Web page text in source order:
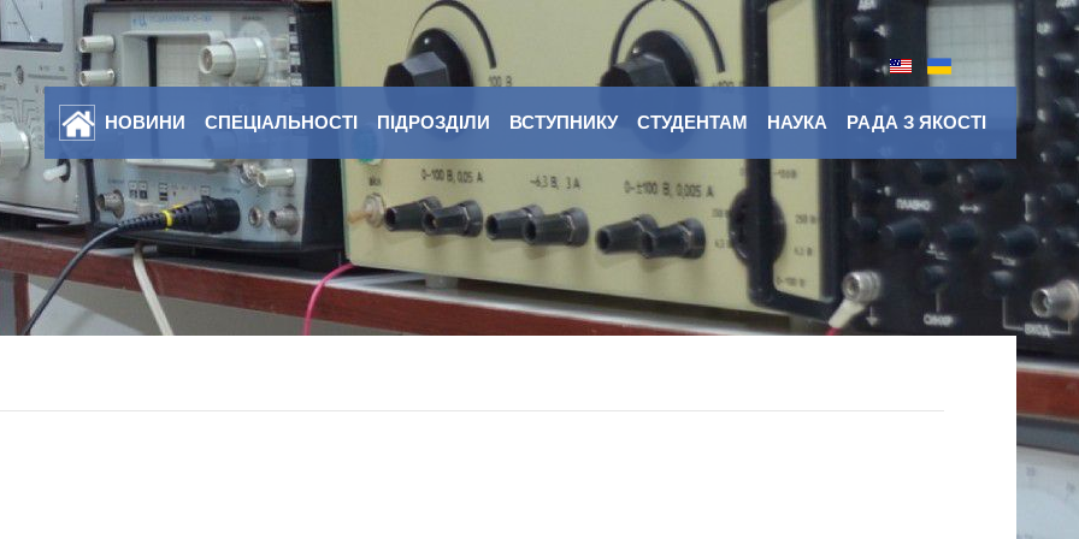
НОВИНИ СПЕЦІАЛЬНОСТІ ПІДРОЗДІЛИ ВСТУПНИКУ СТУДЕНТАМ НАУКА РАДА З ЯКОСТІ